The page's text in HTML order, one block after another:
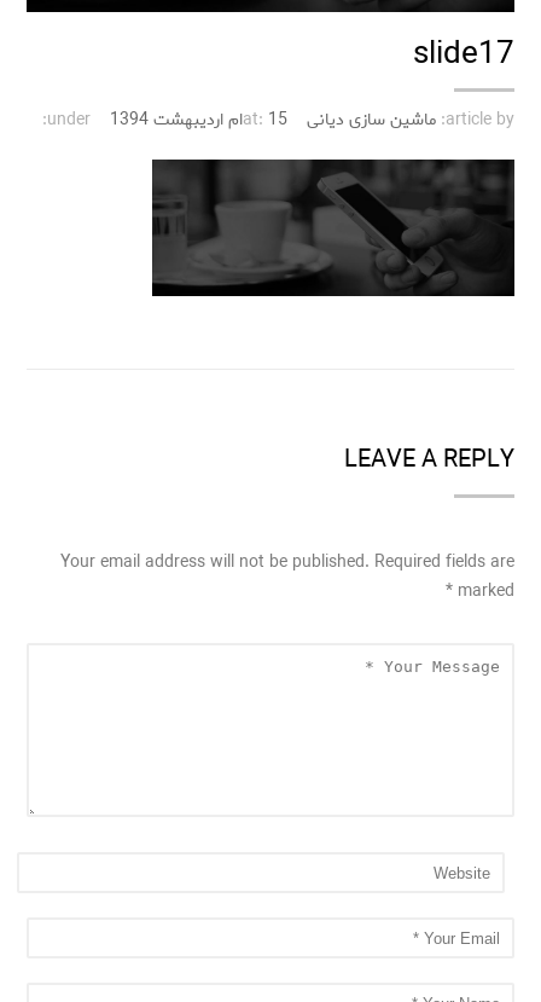
slide17
article by: ماشین سازی دیانی at: 15ام اردیبهشت 1394 under:
LEAVE A REPLY
Your email address will not be published. Required fields are
marked
*